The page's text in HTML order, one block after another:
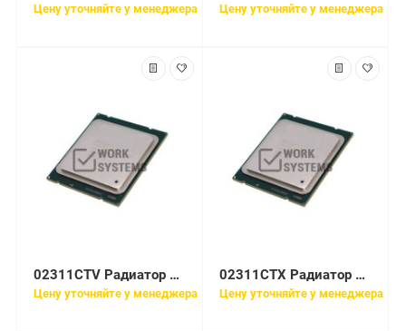
Цену уточняйте у менеджера Цену уточняйте у менеджера
02311CTV Радиатор Huawei E5-2640 V2 with 17.5mm-height CPU1 Heat Sink(XH321 V2/DH321 V2)
Цену уточняйте у менеджера
02311CTX Радиатор Huawei E5-2650 V2 with 17.5mm-height CPU1 Heat Sink(XH321 V2/DH321 V2)
Цену уточняйте у менеджера